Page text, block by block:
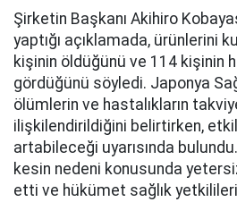
Şirketin Başkanı Akihiro
yaptığı açıklamada, ürünlerini
kişinin öldüğünü ve 114 kişinin
gördüğünü söyledi. Japonya
ölümlerin ve hastalıkların
ilişkilendirildiğini belirtirken,
artabileceği uyarısında
kesin nedeni konusunda
etti ve hükümet sağlık